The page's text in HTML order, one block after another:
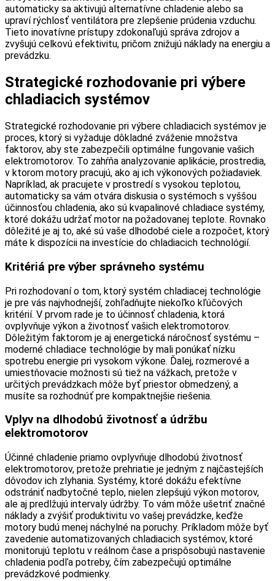
automaticky sa aktivujú alternatívne chladenie alebo sa
upraví rýchlosť ventilátora pre zlepšenie prúdenia vzduchu.
Tieto inovatívne prístupy zdokonaľujú správa zdrojov a
zvyšujú celkovú efektivitu, pričom znižujú náklady na energiu a
prevádzku.
Strategické rozhodovanie pri výbere
chladiacich systémov
Strategické rozhodovanie pri výbere chladiacich systémov je
proces, ktorý si vyžaduje dôkladné zváženie množstva
faktorov, aby ste zabezpečili optimálne fungovanie vašich
elektromotorov. To zahŕňa analyzovanie aplikácie, prostredia,
v ktorom motory pracujú, ako aj ich výkonových požiadaviek.
Napríklad, ak pracujete v prostredí s vysokou teplotou,
automaticky sa vám otvára diskusia o systémoch s vyššou
účinnosťou chladenia, ako sú kvapalinové chladiace systémy,
ktoré dokážu udržať motor na požadovanej teplote. Rovnako
dôležité je aj to, aké sú vaše dlhodobé ciele a rozpočet, ktorý
máte k dispozícii na investície do chladiacich technológií.
Kritériá pre výber správneho systému
Pri rozhodovaní o tom, ktorý systém chladiacej technológie
je pre vás najvhodnejší, zohľadňujte niekoľko kľúčových
kritérií. V prvom rade je to účinnosť chladenia, ktorá
ovplyvňuje výkon a životnosť vašich elektromotorov.
Dôležitým faktorom je aj energetická náročnosť systému –
moderné chladiace technológie by mali ponúkať nízku
spotrebu energie pri vysokom výkone. Ďalej, rozmerové a
umiestňovacie možnosti sú tiež na vážkach, pretože v
určitých prevádzkach môže byť priestor obmedzený, a
musíte sa rozhodnúť pre kompaktnejšie riešenia.
Vplyv na dlhodobú životnosť a údržbu
elektromotorov
Účinné chladenie priamo ovplyvňuje dlhodobú životnosť
elektromotorov, pretože prehriatie je jedným z najčastejších
dôvodov ich zlyhania. Systémy, ktoré dokážu efektívne
odstrániť nadbytočné teplo, nielen zlepšujú výkon motorov,
ale aj predlžujú intervaly údržby. To vám môže ušetriť značné
náklady a zvýšiť produktivitu vo vašej prevádzke, keďže
motory budú menej náchylné na poruchy. Príkladom môže byť
zavedenie automatizovaných chladiacich systémov, ktoré
monitorujú teplotu v reálnom čase a prispôsobujú nastavenie
chladenia podľa potreby, čím zabezpečujú optimálne
prevádzkové podmienky.